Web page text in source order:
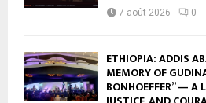
7 août 2026 0
ETHIOPIA: ADDIS
MEMORY OF
BONHOEFFER” — A